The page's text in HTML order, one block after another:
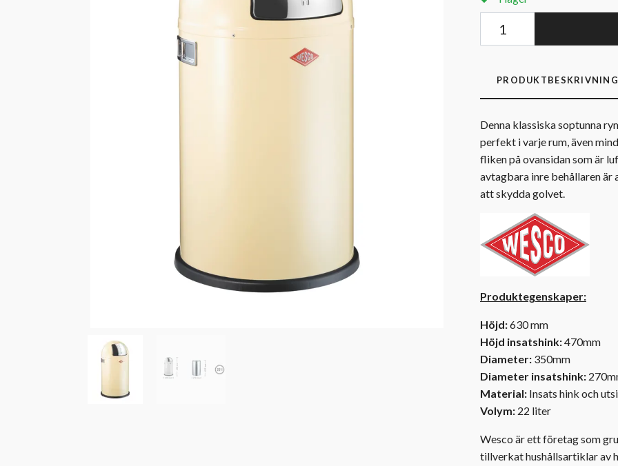
PRODUKTBESKRIVNING
Denna klassiska soptunna
perfekt i varje rum, även
fliken på ovansidan som är
avtagbara inre behållaren
att skydda golvet.
Produktegenskaper:
Höjd:630 mm
Höjd insatshink:470mm
Diameter: 350mm
Diameter insatshink:
Material: Insats hink och
Volym: 22 liter
Wesco är ett företag som
tillverkat hushållsartiklar av